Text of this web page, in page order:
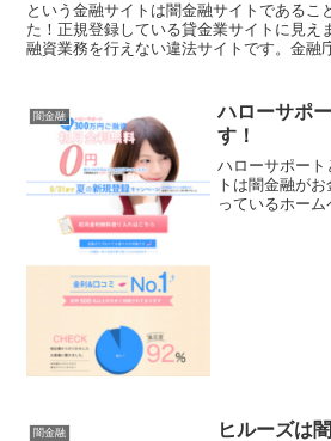
という金融サイトは闇金融サイトであるこ
た！正規登録している貸金業サイトに見え
融資業務を行えない違法サイトです。金融
闇金融
ハローサポ
す！
ハローサポート
トは闇金融が
っているホーム
闇金融 ヒルーズは